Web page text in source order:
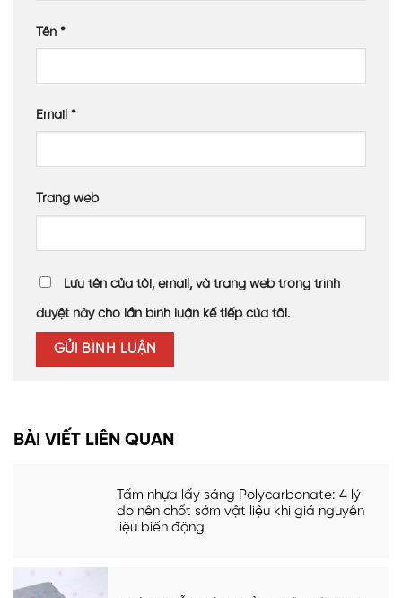
Tên *
Email *
Trang web
Lưu tên của tôi, email, và trang web trong trình
duyệt này cho lần bình luận kế tiếp của tôi.
BÀI VIẾT LIÊN QUAN
Tấm nhựa lấy sáng Polycarbonate: 4 lý
do nên chốt sớm vật liệu khi giá nguyên
liệu biến động